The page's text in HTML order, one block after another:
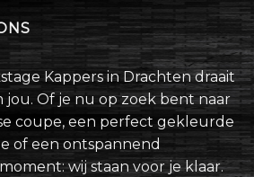
Kappers in Drachten draait
jou. Of je nu op zoek bent naar
coupe, een perfect gekleurde
of een ontspannend
wij staan voor je klaar.